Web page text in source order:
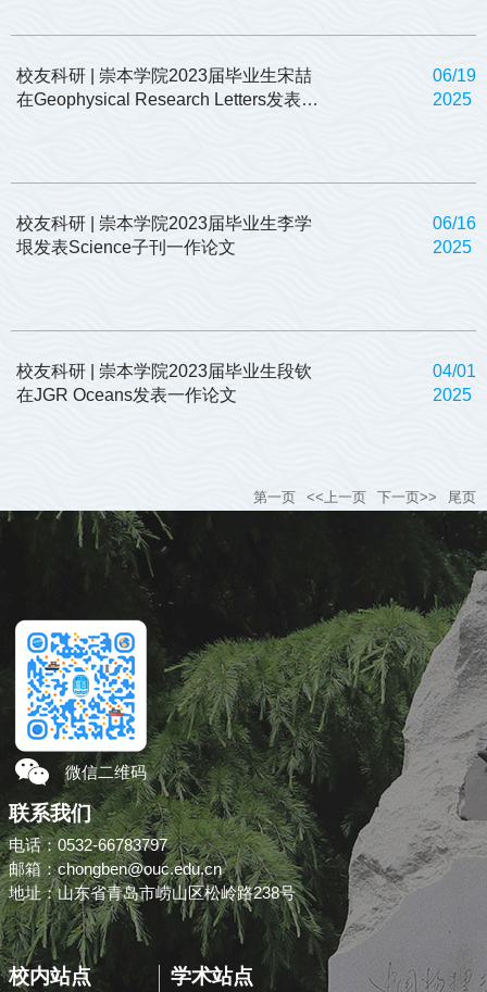
校友科研 | 崇本学院2023届毕业生宋喆
在Geophysical Research Letters发表一
06/19
2025
校友科研 | 崇本学院2023届毕业生李学
垠发表Science子刊一作论文
06/16
2025
校友科研 | 崇本学院2023届毕业生段钦
在JGR Oceans发表一作论文
04/01
2025
第一页 <<上一页 下一页>> 尾页
微信二维码
联系我们
电话：0532-66783797
邮箱：chongben@ouc.edu.cn
地址：山东省青岛市崂山区松岭路238号
校内站点 学术站点